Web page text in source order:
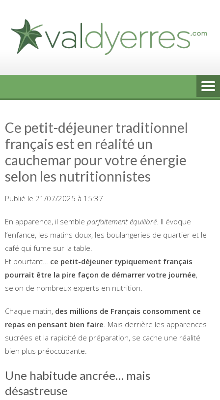
content
Ce petit-déjeuner traditionnel
français est en réalité un
cauchemar pour votre énergie
selon les nutritionnistes
Publié le 21/07/2025 à 15:37
En apparence, il semble parfaitement équilibré . Il évoque
l’enfance, les matins doux, les boulangeries de quartier et le
café qui fume sur la table.
Et pourtant… ce petit-déjeuner typiquement français
pourrait être la pire façon de démarrer votre journée,
selon de nombreux experts en nutrition.
Chaque matin, des millions de Français consomment ce
repas en pensant bien faire . Mais derrière les apparences
sucrées et la rapidité de préparation, se cache une réalité
bien plus préoccupante.
Une habitude ancrée… mais
désastreuse